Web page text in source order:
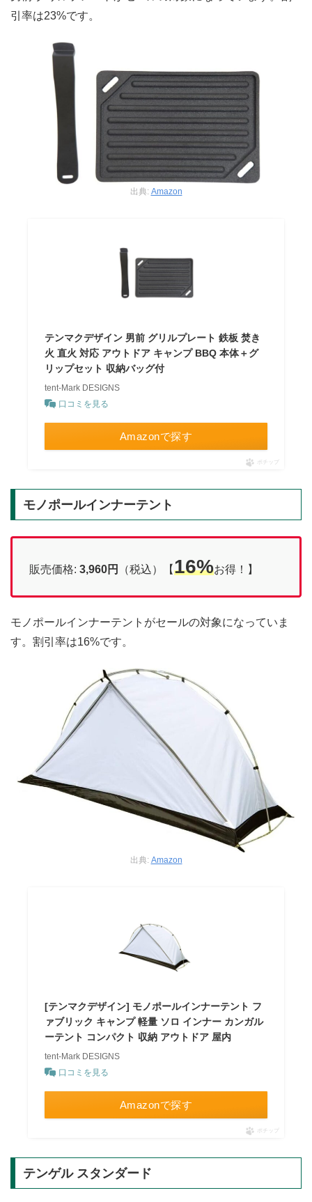
引率は23%です。
出典: Amazon
テンマクデザイン 男前 グリルプレート 鉄板 焚き
火 直火 対応 アウトドア キャンプ BBQ 本体＋グ
リップセット 収納バッグ付
tent-Mark DESIGNS
口コミを見る
Amazonで探す
ポチップ
モノポールインナーテント
販売価格: 3,960円 （税込）【16%お得！】
モノポールインナーテントがセールの対象になっていま
す。割引率は16%です。
出典: Amazon
[テンマクデザイン] モノポールインナーテント フ
ァブリック キャンプ 軽量 ソロ インナー カンガル
ーテント コンパクト 収納 アウトドア 屋内
tent-Mark DESIGNS
口コミを見る
Amazonで探す
ポチップ
テンゲル スタンダード